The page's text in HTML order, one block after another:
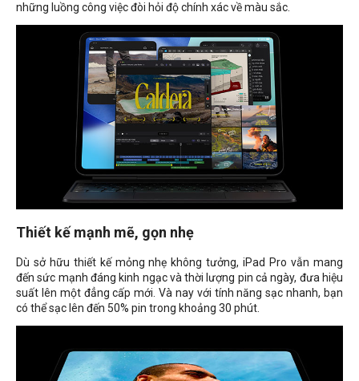
những luồng công việc đòi hỏi độ chính xác về màu sắc.
Thiết kế mạnh mẽ, gọn nhẹ
Dù sở hữu thiết kế mỏng nhẹ không tưởng, iPad Pro vẫn mang
đến sức mạnh đáng kinh ngạc và thời lượng pin cả ngày, đưa hiệu
suất lên một đẳng cấp mới. Và nay với tính năng sạc nhanh, bạn
có thể sạc lên đến 50% pin trong khoảng 30 phút.